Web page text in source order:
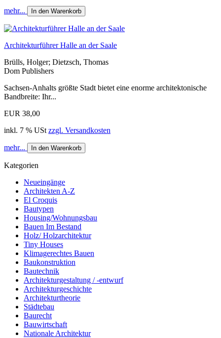
mehr... In den Warenkorb
Architekturführer Halle an der Saale
Brülls, Holger; Dietzsch, Thomas
Dom Publishers
Sachsen-Anhalts größte Stadt bietet eine enorme architektonische
Bandbreite: Ihr...
EUR 38,00
inkl. 7 % USt zzgl. Versandkosten
mehr... In den Warenkorb
Kategorien
Neueingänge
Architekten A-Z
El Croquis
Bautypen
Housing/Wohnungsbau
Bauen Im Bestand
Holz/ Holzarchitektur
Tiny Houses
Klimagerechtes Bauen
Baukonstruktion
Bautechnik
Architekturgestaltung / -entwurf
Architekturgeschichte
Architekturtheorie
Städtebau
Baurecht
Bauwirtschaft
Nationale Architektur